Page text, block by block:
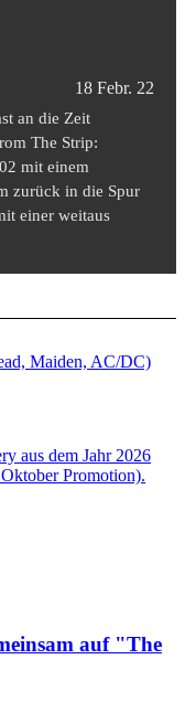
18 Febr. 22
an die Zeit
The Strip:
mit einem
zurück in die Spur
einer weitaus
auf "The